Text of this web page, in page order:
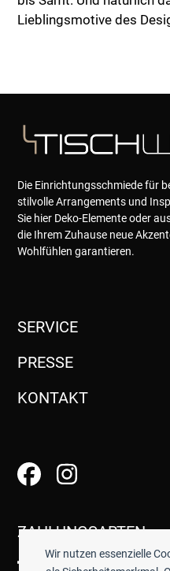
Wir nutzen essenzielle
Lieblingsmotive des
Die Einrichtungsschmiede für
stilvolle Arrangements und
Sie hier Deko-Elemente oder
die Ihrem Zuhause neue
Wohlfühlen garantieren.
SERVICE
PRESSE
KONTAKT
ZAHLUNGSARTEN